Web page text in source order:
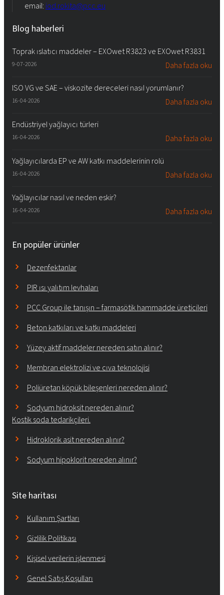
email: iod.rokita@pcc.eu
Blog haberleri
Toprak ıslatıcı maddeler – EXOwet R3823 ve EXOwet R3831
9-07-2026 Daha fazla oku
ISO VG ve SAE – viskozite dereceleri nasıl yorumlanır?
16-04-2026 Daha fazla oku
Endüstriyel yağlayıcı türleri
16-04-2026 Daha fazla oku
Yağlayıcılarda EP ve AW katkı maddelerinin rolü
16-04-2026 Daha fazla oku
Yağlayıcılar nasıl ve neden eskir?
16-04-2026 Daha fazla oku
En popüler ürünler
Dezenfektanlar
PIR ısı yalıtım levhaları
PCC Group ile tanışın – farmasötik hammadde üreticileri
Beton katkıları ve katkı maddeleri
Yüzey aktif maddeler nereden satın alınır?
Membran elektrolizi ve cıva teknolojisi
Poliüretan köpük bileşenleri nereden alınır?
Sodyum hidroksit nereden alınır?
Kostik soda tedarikçileri.
Hidroklorik asit nereden alınır?
Sodyum hipoklorit nereden alınır?
Site haritası
Kullanım Şartları
Gizlilik Politikası
Kişisel verilerin işlenmesi
Genel Satış Koşulları